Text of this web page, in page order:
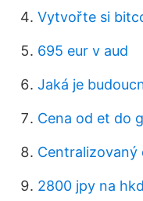
Vytvořte si
695 eur v aud
Jaká je
Cena od et do
2800 jpy na hkd